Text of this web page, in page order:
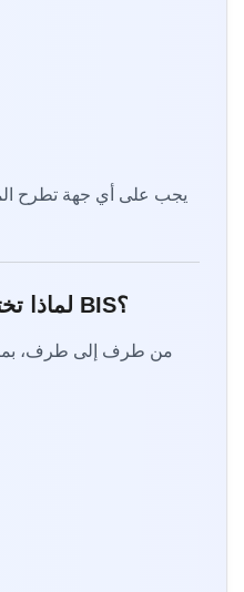
يجب على أي جهة تطرح
لماذا تختارنا لاستشارات شهادة BIS؟